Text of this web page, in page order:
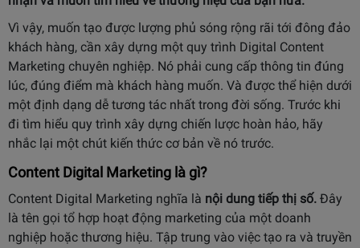
Vì vậy, muốn tạo được lượng phủ sóng rộng rãi tới đông đảo
khách hàng, cần xây dựng một quy trình Digital Content
Marketing chuyên nghiệp. Nó phải cung cấp thông tin đúng
lúc, đúng điểm mà khách hàng muốn. Và được thể hiện dưới
một định dạng dễ tương tác nhất trong đời sống. Trước khi
đi tìm hiểu quy trình xây dựng chiến lược hoàn hảo, hãy
nhắc lại một chút kiến thức cơ bản về nó trước.
Content Digital Marketing là gì?
Content Digital Marketing nghĩa là nội dung tiếp thị số. Đây
là tên gọi tổ hợp hoạt động marketing của một doanh
nghiệp hoặc thương hiệu. Tập trung vào việc tạo ra và truyền